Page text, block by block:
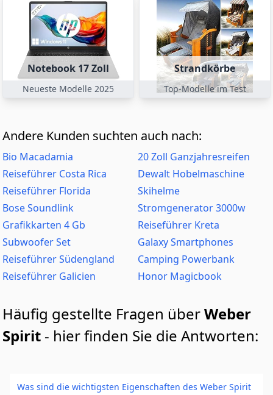
Notebook 17 Zoll
Neueste Modelle 2025
Strandkörbe
Top-Modelle im Test
Andere Kunden suchten auch nach:
Bio Macadamia
20 Zoll Ganzjahresreifen
Reiseführer Costa Rica
Dewalt Hobelmaschine
Reiseführer Florida
Skihelme
Bose Soundlink
Stromgenerator 3000w
Grafikkarten 4 Gb
Reiseführer Kreta
Subwoofer Set
Galaxy Smartphones
Reiseführer Südengland
Camping Powerbank
Reiseführer Galicien
Honor Magicbook
Häufig gestellte Fragen überWeber
Spirit - hier finden Sie die Antworten:
Was sind die wichtigsten Eigenschaften des Weber Spirit